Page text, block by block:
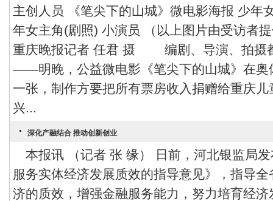
主创人员 《笔尖下的山城》微电影海报 少年
年女主角(剧照) 小演员 （以上图片由受访者
重庆晚报记者 任君 摄 编剧、导演、拍摄
——明晚，公益微电影《笔尖下的山城》在奥
一张，制作方要把所有票房收入捐赠给重
兴...
深化产融结合 推动创新创业
本报讯 （记者 张 缘） 日前，河北银监局
服务实体经济发展质效的指导意见》，指导
济的质效，增强金融服务能力，努力培育